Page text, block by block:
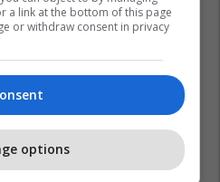
a link at the bottom of this page
or withdraw consent in privacy
options